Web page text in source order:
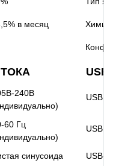
в месяц Химия
240В
USB 1
60 Гц
USB 2
синусоида USB-